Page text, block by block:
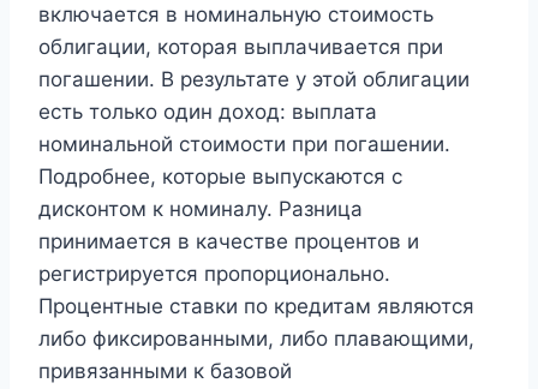
включается в номинальную стоимость
облигации, которая выплачивается при
погашении. В результате у этой облигации
есть только один доход: выплата
номинальной стоимости при погашении.
Подробнее, которые выпускаются с
дисконтом к номиналу. Разница
принимается в качестве процентов и
регистрируется пропорционально.
Процентные ставки по кредитам являются
либо фиксированными, либо плавающими,
привязанными к базовой